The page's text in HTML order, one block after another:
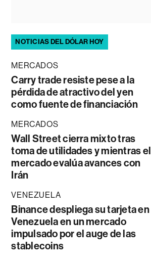
NOTICIAS DEL DÓLAR HOY
MERCADOS
Carry trade resiste pese a la
pérdida de atractivo del yen
como fuente de financiación
MERCADOS
Wall Street cierra mixto tras
toma de utilidades y mientras el
mercado evalúa avances con
Irán
VENEZUELA
Binance despliega su tarjeta en
Venezuela en un mercado
impulsado por el auge de las
stablecoins